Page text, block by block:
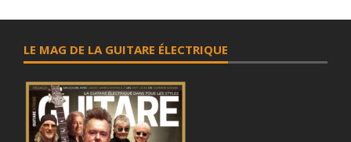
LE MAG DE LA GUITARE ÉLECTRIQUE